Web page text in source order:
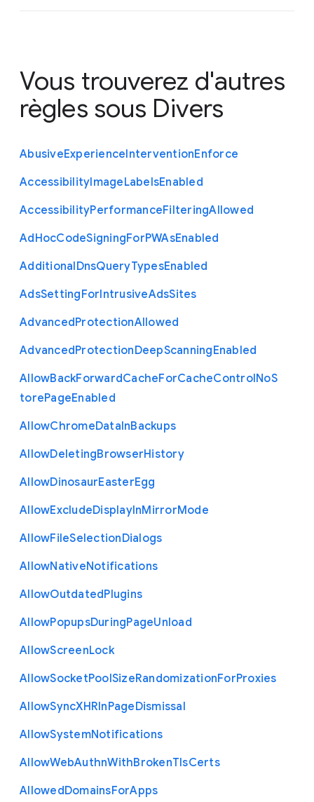
Vous trouverez d'autres
règles sous Divers
AbusiveExperienceInterventionEnforce
AccessibilityImageLabelsEnabled
AccessibilityPerformanceFilteringAllowed
AdHocCodeSigningForPWAsEnabled
AdditionalDnsQueryTypesEnabled
AdsSettingForIntrusiveAdsSites
AdvancedProtectionAllowed
AdvancedProtectionDeepScanningEnabled
AllowBackForwardCacheForCacheControlNoS
torePageEnabled
AllowChromeDataInBackups
AllowDeletingBrowserHistory
AllowDinosaurEasterEgg
AllowExcludeDisplayInMirrorMode
AllowFileSelectionDialogs
AllowNativeNotifications
AllowOutdatedPlugins
AllowPopupsDuringPageUnload
AllowScreenLock
AllowSocketPoolSizeRandomizationForProxies
AllowSyncXHRInPageDismissal
AllowSystemNotifications
AllowWebAuthnWithBrokenTlsCerts
AllowedDomainsForApps